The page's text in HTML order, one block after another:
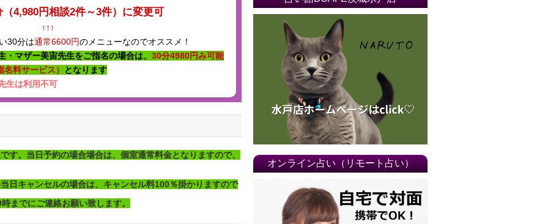
4,980円相談2件～3件）に変更可
30分は通常6600円のメニューなのでオススメ！
・マザー美宙先生をご指名の場合は、30分4980円み可能
名料サービス）
となります
生は利用不可
。当日予約の場合場合は、個室通常料金となりますので、
日キャンセルの場合は、キャンセル料100％掛かりますので
までにご連絡お願い致します。
オンライン占い（リモート占い）